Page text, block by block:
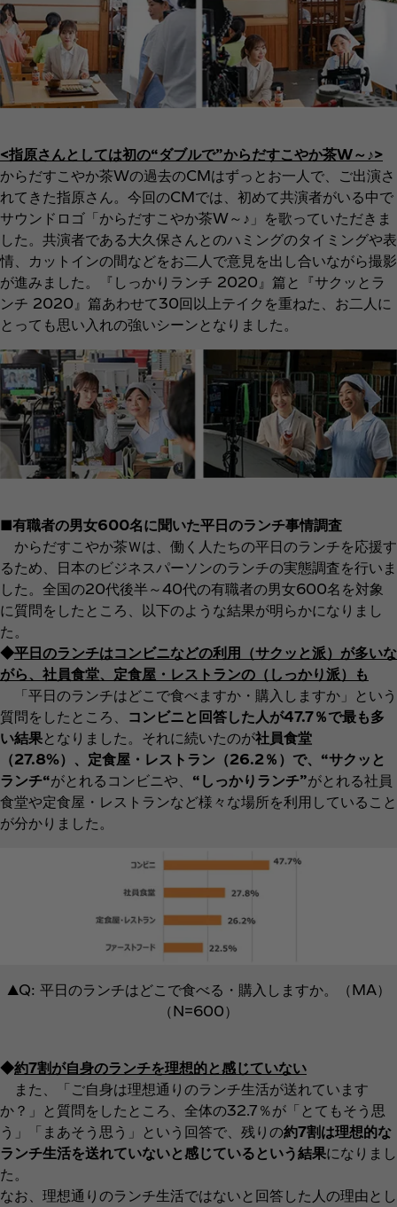
<指原さんとしては初の“ダブルで”からだすこやか茶W～♪>
からだすこやか茶Wの過去のCMはずっとお一人で、ご出演さ
れてきた指原さん。今回のCMでは、初めて共演者がいる中で
サウンドロゴ「からだすこやか茶W～♪」を歌っていただきま
した。共演者である大久保さんとのハミングのタイミングや表
情、カットインの間などをお二人で意見を出し合いながら撮影
が進みました。『しっかりランチ 2020』篇と『サクッとラ
ンチ 2020』篇あわせて30回以上テイクを重ねた、お二人に
とっても思い入れの強いシーンとなりました。
■有職者の男女600名に聞いた平日のランチ事情調査
からだすこやか茶Ｗは、働く人たちの平日のランチを応援す
るため、日本のビジネスパーソンのランチの実態調査を行いま
した。全国の20代後半～40代の有職者の男女600名を対象
に質問をしたところ、以下のような結果が明らかになりまし
た。
◆平日のランチはコンビニなどの利用（サクッと派）が多いな
がら、社員食堂、定食屋・レストランの（しっかり派）も
「平日のランチはどこで食べますか・購入しますか」という
質問をしたところ、
コンビニと回答した人が47.7％で最も多
い結果となりました。それに続いたのが社員食堂
（27.8%）、定食屋・レストラン（26.2％）で、“サクッと
ランチ“がとれるコンビニや、 “しっかりランチ”がとれる社員
食堂や定食屋・レストランなど様々な場所を利用していること
が分かりました。
▲Q: 平日のランチはどこで食べる・購入しますか。（MA）
（N=600）
◆約7割が自身のランチを理想的と感じていない
また、「ご自身は理想通りのランチ生活が送れています
か？」と質問をしたところ、全体の32.7％が「とてもそう思
う」「まあそう思う」という回答で、残りの約7割は理想的な
ランチ生活を送れていないと感じているという結果になりまし
た。
なお、理想通りのランチ生活ではないと回答した人の理由とし